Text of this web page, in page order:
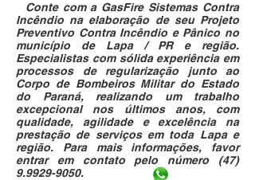
Conte com a GasFire Sistemas Contra
Incêndio na elaboração de seu Projeto
Preventivo Contra Incêndio e Pânico no
município de Lapa / PR e região.
Especialistas com sólida experiência em
processos de regularização junto ao
Corpo de Bombeiros Militar do Estado
do Paraná, realizando um trabalho
excepcional nos últimos anos, com
qualidade, agilidade e excelência na
prestação de serviços em toda Lapa e
região. Para mais informações, favor
entrar em contato pelo número (47)
9.9929-9050.